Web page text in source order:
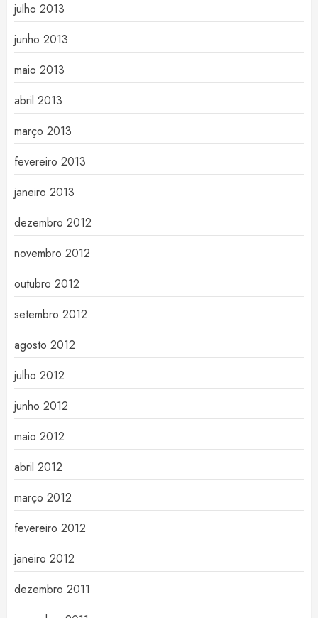
julho 2013
junho 2013
maio 2013
abril 2013
março 2013
fevereiro 2013
janeiro 2013
dezembro 2012
novembro 2012
outubro 2012
setembro 2012
agosto 2012
julho 2012
junho 2012
maio 2012
abril 2012
março 2012
fevereiro 2012
janeiro 2012
dezembro 2011